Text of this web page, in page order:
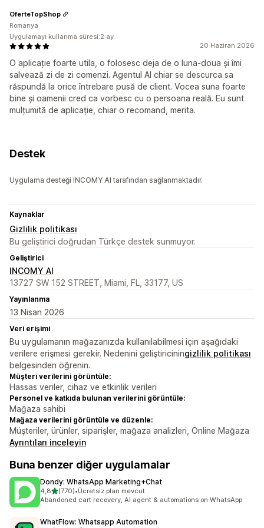
20 Haziran 2026
O aplicație foarte utila, o folosesc deja de o luna-doua și îmi
salvează zi de zi comenzi. Agentul AI chiar se descurca sa
răspundă la orice întrebare pusă de client. Vocea suna foarte
bine și oamenii cred ca vorbesc cu o persoana reală. Eu sunt
mulțumită de aplicație, chiar o recomand, merita.
OferteTopShop
Romanya
Uygulamayı kullanma süresi:2 ay
Destek
Uygulama desteği INCOMY AI tarafından sağlanmaktadır.
Kaynaklar
Gizlilik politikası
Bu geliştirici doğrudan Türkçe destek sunmuyor.
Geliştirici
INCOMY AI
13727 SW 152 STREET, Miami, FL, 33177, US
Yayınlanma
13 Nisan 2026
Veri erişimi
Bu uygulamanın mağazanızda kullanılabilmesi için aşağıdaki
verilere erişmesi gerekir. Nedenini geliştiriciningizlilik politikası
belgesinden öğrenin.
Müşteri verilerini görüntüle:
Hassas veriler, cihaz ve etkinlik verileri
Personel ve katkıda bulunan verilerini görüntüle:
Mağaza sahibi
Mağaza verilerini görüntüle ve düzenle:
Müşteriler, ürünler, siparişler, mağaza analizleri, Online Mağaza
Ayrıntıları inceleyin
Buna benzer diğer uygulamalar
Dondy: WhatsApp Marketing+Chat
4,85 yıldız üzerinden
(770)
toplam 770 değerlendirme
•Ücretsiz plan mevcut
Abandoned cart recovery, AI agent & automations on WhatsApp
WhatFlow: Whatsapp Automation